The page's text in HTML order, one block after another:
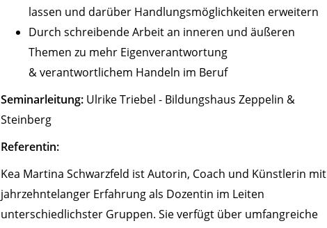
lassen und darüber Handlungsmöglichkeiten erweitern
Durch schreibende Arbeit an inneren und äußeren
Themen zu mehr Eigenverantwortung
& verantwortlichem Handeln im Beruf
Seminarleitung: Ulrike Triebel - Bildungshaus Zeppelin &
Steinberg
Referentin:
Kea Martina Schwarzfeld ist Autorin, Coach und Künstlerin mit
jahrzehntelanger Erfahrung als Dozentin im Leiten
unterschiedlichster Gruppen. Sie verfügt über umfangreiche